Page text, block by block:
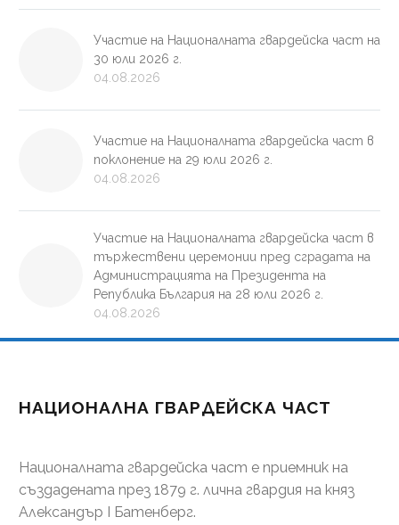
Участие на Националната гвардейска част на
30 юли 2026 г.
04.08.2026
Участие на Националната гвардейска част в
поклонение на 29 юли 2026 г.
04.08.2026
Участие на Националната гвардейска част в
тържествени церемонии пред сградата на
Администрацията на Президента на
Република България на 28 юли 2026 г.
04.08.2026
НАЦИОНАЛНА ГВАРДЕЙСКА ЧАСТ
Националната гвардейска част е приемник на
създадената през 1879 г. лична гвардия на княз
Александър І Батенберг.